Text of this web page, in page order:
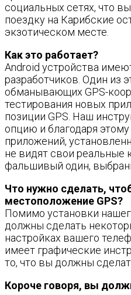
социальных сетях, что
поездку на Карибские
экзотическом месте.
Как это работает?
Android устройства
разработчиков. Один из
обманывающих GPS-
тестирования новых
позиции GPS. Наш
опцию и благодаря
приложений,
не видят свои реальные
фальшивый один,
Что нужно сделать,
местоположение GPS?
Помимо установки
должны сделать
настройках вашего
имеет графические
то, что вы должны
Короче говоря, вы